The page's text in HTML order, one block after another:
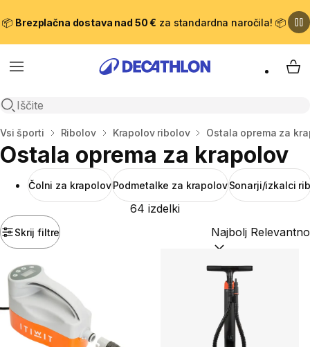
📦 Brezplačna dostava nad 50 € za standardna naročila! 📦
Meni
Odpri iskanje
Domov
Vsi športi Ribolov Krapolov ribolov Ostala oprema za
Ostala oprema za krapolov
Čolni za krapolovPodmetalke za krapolov Sonarji/izkalci rib
Skrij filtre
64 izdelki
Razvrsti po: